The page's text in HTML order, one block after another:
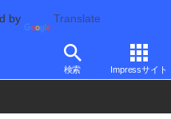
by Translate
検索 Impressサイト
Bluetooth